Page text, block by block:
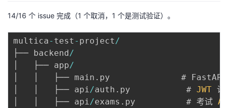
14/16 个 issue 完成（1 个取消，1 个是测试验证）。
multica- test - project/
├── backend/
│   ├── app/
│   │   ├── main . py              # FastAPI
│   │   ├── api/auth . py           # JWT 认
│   │   ├── api/exams . py          # 考试